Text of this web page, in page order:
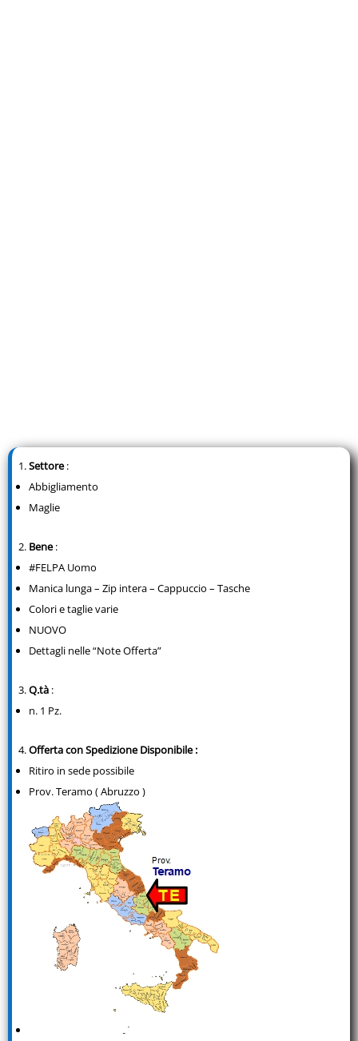
Settore:
Abbigliamento
Maglie
Bene:
#FELPA Uomo
Manica lunga – Zip intera – Cappuccio – Tasche
Colori e taglie varie
NUOVO
Dettagli nelle “Note Offerta”
Q.tà :
n. 1 Pz.
Offerta con Spedizione Disponibile :
Ritiro in sede possibile
Prov. Teramo ( Abruzzo )